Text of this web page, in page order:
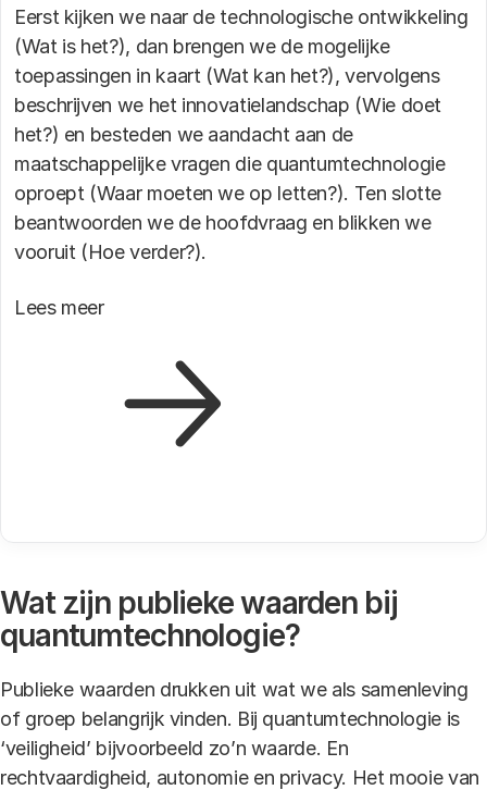
Eerst kijken we naar de technologische ontwikkeling
(Wat is het?), dan brengen we de mogelijke
toepassingen in kaart (Wat kan het?), vervolgens
beschrijven we het innovatielandschap (Wie doet
het?) en besteden we aandacht aan de
maatschappelijke vragen die quantumtechnologie
oproept (Waar moeten we op letten?). Ten slotte
beantwoorden we de hoofdvraag en blikken we
vooruit (Hoe verder?).
Lees meer
Wat zijn publieke waarden bij
quantumtechnologie?
Publieke waarden drukken uit wat we als samenleving
of groep belangrijk vinden. Bij quantumtechnologie is
‘veiligheid’ bijvoorbeeld zo’n waarde. En
rechtvaardigheid, autonomie en privacy. Het mooie van